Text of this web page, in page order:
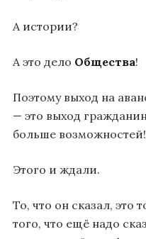
А истории?
А это дело Общества!
Поэтому выход на
— это выход
больше возможностей!
Этого и ждали.
То, что он сказал, это
того, что ещё надо